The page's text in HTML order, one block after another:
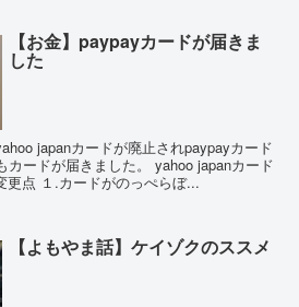
【お金】paypayカードが届きま
した
japanカードが廃止されpaypayカード
カードが届きました。 yahoo japanカード
更点 １.カードがのっぺらぼ...
【よもやま話】ケイゾクのススメ